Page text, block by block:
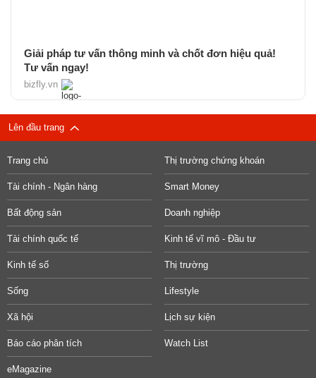
Giải pháp tư vấn thông minh và chốt đơn hiệu quả!
Tư vấn ngay!
bizfly.vn
Lên đầu trang
Trang chủ Thị trường chứng khoán
Tài chính - Ngân hàng Smart Money
Bất động sản Doanh nghiệp
Tài chính quốc tế Kinh tế vĩ mô - Đầu tư
Kinh tế số Thị trường
Sống Lifestyle
Xã hội Lịch sự kiện
Báo cáo phân tích Watch List
eMagazine